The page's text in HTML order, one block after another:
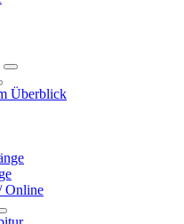
Überblick
Online